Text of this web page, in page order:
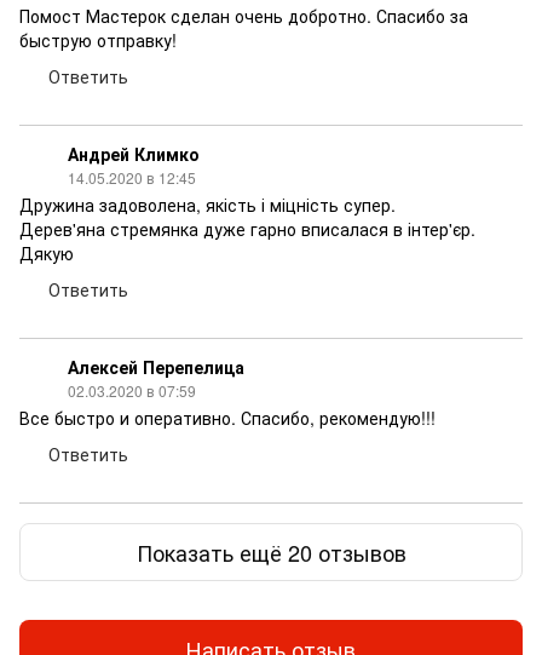
Помост Мастерок сделан очень добротно. Спасибо за
быструю отправку!
Ответить
Андрей Климко
14.05.2020 в 12:45
Дружина задоволена, якість і міцність супер.
Дерев'яна стремянка дуже гарно вписалася в інтер'єр.
Дякую
Ответить
Алексей Перепелица
02.03.2020 в 07:59
Все быстро и оперативно. Спасибо, рекомендую!!!
Ответить
Показать ещё 20 отзывов
Написать отзыв